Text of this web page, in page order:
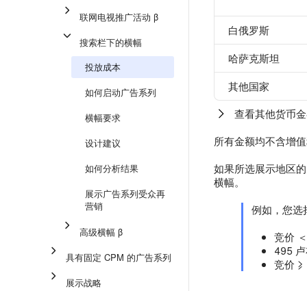
联网电视推广活动 β
搜索栏下的横幅
投放成本
如何启动广告系列
横幅要求
设计建议
如何分析结果
展示广告系列受众再
营销
高级横幅 β
具有固定 CPM 的广告系列
展示战略
白俄罗斯
哈萨克斯坦
其他国家
查看其他货币
所有金额均不含增
如果所选展示地区
横幅。
例如，您选
竞价
495
竞价 ⩾